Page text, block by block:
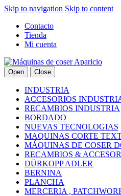
Skip to navigation Skip to content
Contacto
Tienda
Mi cuenta
Open Close
INDUSTRIA
ACCESORIOS
RECAMBIOS INDUSTRIA
BORDADO
NUEVAS TECNOLOGIAS
MAQUINAS CORTE
MÁQUINAS DE COSER
RECAMBIOS &
DÜRKOPP ADLER
BERNINA
PLANCHA
MERCERIA ,